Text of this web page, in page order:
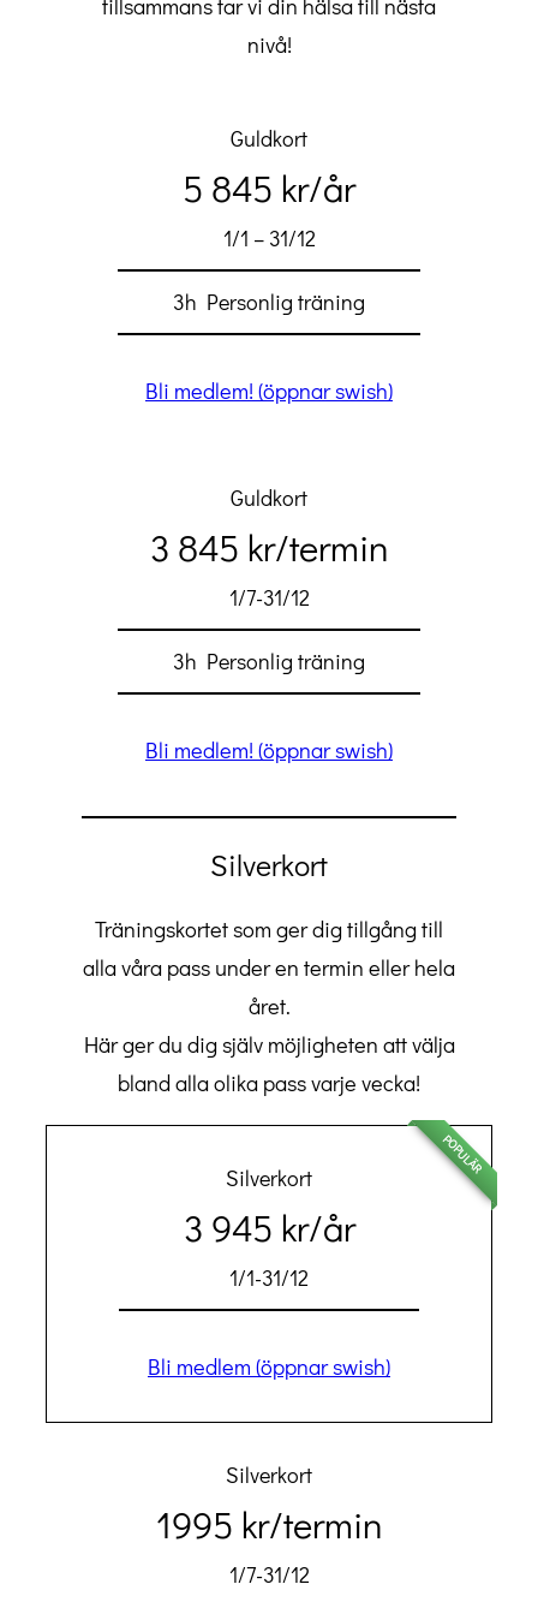
tillsammans tar vi din hälsa till nästa
nivå!
Guldkort
5 845 kr/år
1/1 – 31/12
3h Personlig träning
Bli medlem! (öppnar swish)
Guldkort
3 845 kr/termin
1/7-31/12
3h Personlig träning
Bli medlem! (öppnar swish)
Silverkort
Träningskortet som ger dig tillgång till
alla våra pass under en termin eller hela
året.
Här ger du dig själv möjligheten att välja
bland alla olika pass varje vecka!
POPULÄR
Silverkort
3 945 kr/år
1/1-31/12
Bli medlem (öppnar swish)
Silverkort
1995 kr/termin
1/7-31/12